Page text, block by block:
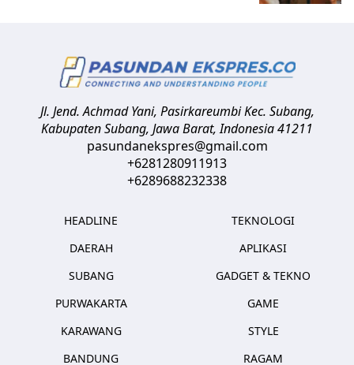
Jl. Jend. Achmad Yani, Pasirkareumbi Kec. Subang,
Kabupaten Subang, Jawa Barat,Indonesia41211
pasundanekspres@gmail.com
+6281280911913
+6289688232338
HEADLINE
DAERAH
SUBANG
PURWAKARTA
KARAWANG
BANDUNG
TEKNOLOGI
APLIKASI
GADGET & TEKNO
GAME
STYLE
RAGAM